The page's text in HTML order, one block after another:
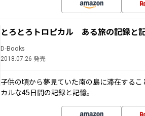
とろとろトロピカル ある旅の記録と
D-Books
2018.07.26 発売
子供の頃から夢見ていた南の島に滞在する
カルな45日間の記録と記憶。